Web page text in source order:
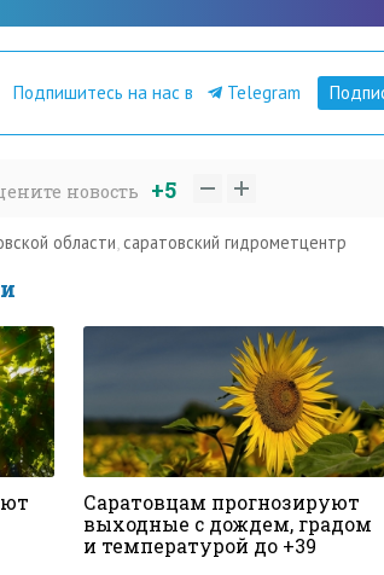
Подпишитесь на нас в Telegram
новость +5
области саратовский гидрометцентр
Саратовцам прогнозируют
выходные с дождем, градом
и температурой до +39